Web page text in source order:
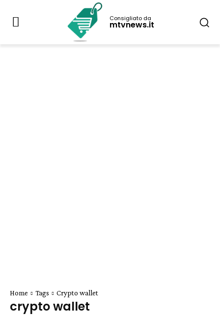
Consigliato da
mtvnews.it
Home Tags Crypto wallet
crypto wallet